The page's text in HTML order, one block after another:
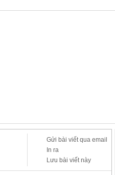
Gửi bài viết qua email
In ra
Lưu bài viết này